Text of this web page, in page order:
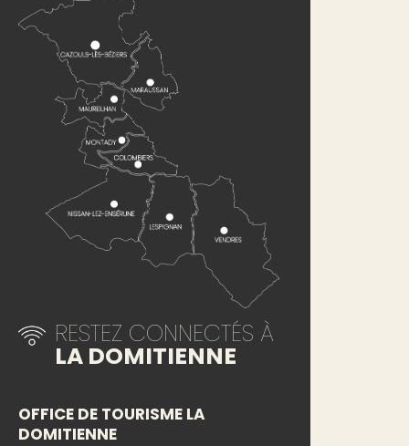
RESTEZ CONNECTÉS À
LA DOMITIENNE
OFFICE DE TOURISME LA
DOMITIENNE